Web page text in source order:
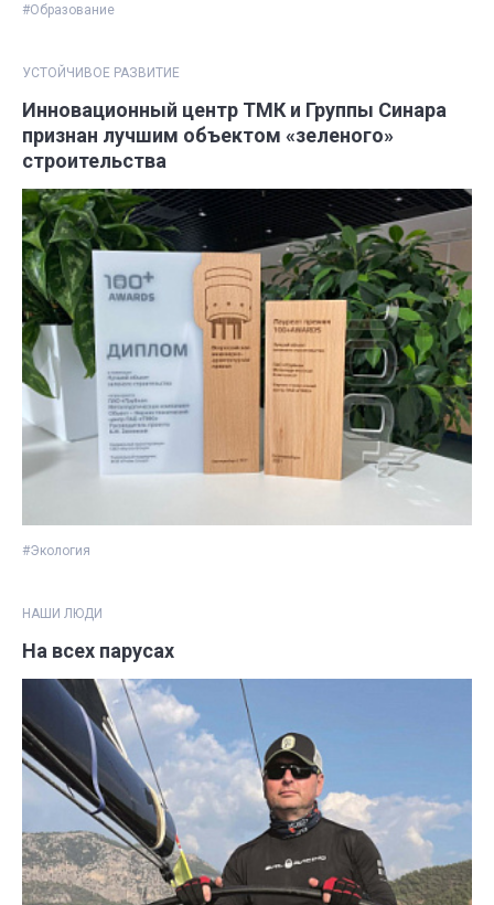
#Образование
УСТОЙЧИВОЕ РАЗВИТИЕ
Инновационный центр ТМК и Группы Синара
признан лучшим объектом «зеленого»
строительства
#Экология
НАШИ ЛЮДИ
На всех парусах